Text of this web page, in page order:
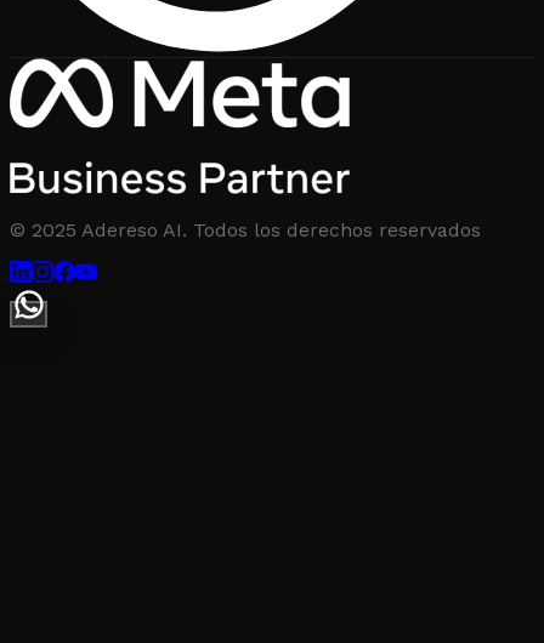
© 2025 Adereso AI. Todos los derechos reservados